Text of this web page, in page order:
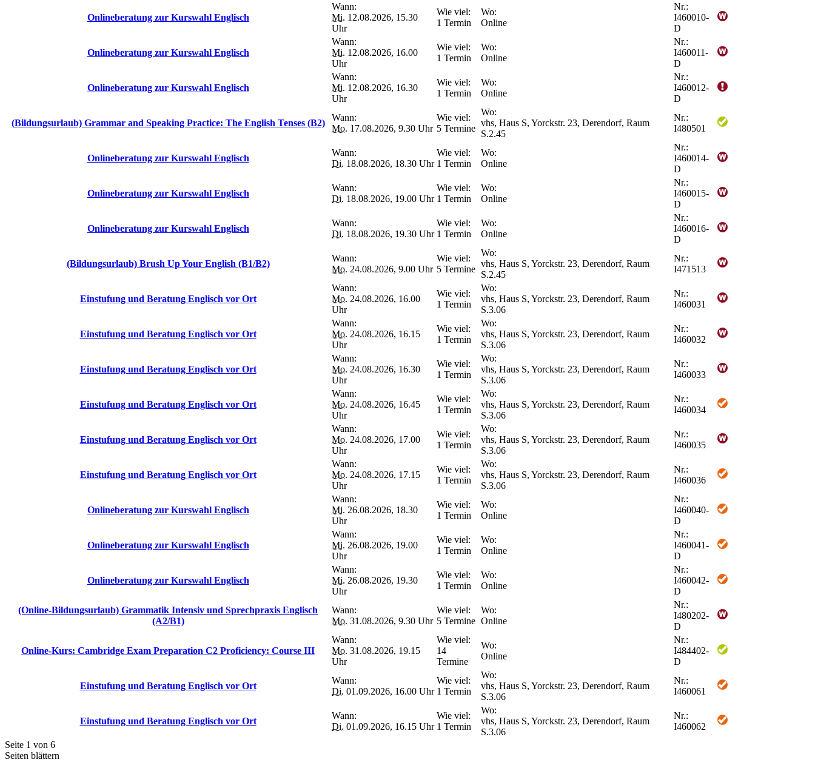
Onlineberatung zur Kurswahl Englisch
Wann:
Mi. 12.08.2026, 15.30
Uhr
Wie viel:
1 Termin
Wo:
Online
Nr.:
I460010-
D
Onlineberatung zur Kurswahl Englisch
Wann:
Mi. 12.08.2026, 16.00
Uhr
Wie viel:
1 Termin
Wo:
Online
Nr.:
I460011-
D
Onlineberatung zur Kurswahl Englisch
Wann:
Mi. 12.08.2026, 16.30
Uhr
Wie viel:
1 Termin
Wo:
Online
Nr.:
I460012-
D
(Bildungsurlaub) Grammar and Speaking Practice: The English Tenses (B2)
Wann:
Mo. 17.08.2026, 9.30 Uhr
Wie viel:
5 Termine
Wo:
vhs, Haus S, Yorckstr. 23, Derendorf, Raum
S.2.45
Nr.:
I480501
Onlineberatung zur Kurswahl Englisch
Wann:
Di. 18.08.2026, 18.30 Uhr
Wie viel:
1 Termin
Wo:
Online
Nr.:
I460014-
D
Onlineberatung zur Kurswahl Englisch
Wann:
Di. 18.08.2026, 19.00 Uhr
Wie viel:
1 Termin
Wo:
Online
Nr.:
I460015-
D
Onlineberatung zur Kurswahl Englisch
Wann:
Di. 18.08.2026, 19.30 Uhr
Wie viel:
1 Termin
Wo:
Online
Nr.:
I460016-
D
(Bildungsurlaub) Brush Up Your English (B1/B2)
Wann:
Mo. 24.08.2026, 9.00 Uhr
Wie viel:
5 Termine
Wo:
vhs, Haus S, Yorckstr. 23, Derendorf, Raum
S.2.45
Nr.:
I471513
Einstufung und Beratung Englisch vor Ort
Wann:
Mo. 24.08.2026, 16.00
Uhr
Wie viel:
1 Termin
Wo:
vhs, Haus S, Yorckstr. 23, Derendorf, Raum
S.3.06
Nr.:
I460031
Einstufung und Beratung Englisch vor Ort
Wann:
Mo. 24.08.2026, 16.15
Uhr
Wie viel:
1 Termin
Wo:
vhs, Haus S, Yorckstr. 23, Derendorf, Raum
S.3.06
Nr.:
I460032
Einstufung und Beratung Englisch vor Ort
Wann:
Mo. 24.08.2026, 16.30
Uhr
Wie viel:
1 Termin
Wo:
vhs, Haus S, Yorckstr. 23, Derendorf, Raum
S.3.06
Nr.:
I460033
Einstufung und Beratung Englisch vor Ort
Wann:
Mo. 24.08.2026, 16.45
Uhr
Wie viel:
1 Termin
Wo:
vhs, Haus S, Yorckstr. 23, Derendorf, Raum
S.3.06
Nr.:
I460034
Einstufung und Beratung Englisch vor Ort
Wann:
Mo. 24.08.2026, 17.00
Uhr
Wie viel:
1 Termin
Wo:
vhs, Haus S, Yorckstr. 23, Derendorf, Raum
S.3.06
Nr.:
I460035
Einstufung und Beratung Englisch vor Ort
Wann:
Mo. 24.08.2026, 17.15
Uhr
Wie viel:
1 Termin
Wo:
vhs, Haus S, Yorckstr. 23, Derendorf, Raum
S.3.06
Nr.:
I460036
Onlineberatung zur Kurswahl Englisch
Wann:
Mi. 26.08.2026, 18.30
Uhr
Wie viel:
1 Termin
Wo:
Online
Nr.:
I460040-
D
Onlineberatung zur Kurswahl Englisch
Wann:
Mi. 26.08.2026, 19.00
Uhr
Wie viel:
1 Termin
Wo:
Online
Nr.:
I460041-
D
Onlineberatung zur Kurswahl Englisch
Wann:
Mi. 26.08.2026, 19.30
Uhr
Wie viel:
1 Termin
Wo:
Online
Nr.:
I460042-
D
(Online-Bildungsurlaub) Grammatik Intensiv und Sprechpraxis Englisch
(A2/B1)
Wann:
Mo. 31.08.2026, 9.30 Uhr
Wie viel:
5 Termine
Wo:
Online
Nr.:
I480202-
D
Online-Kurs: Cambridge Exam Preparation C2 Proficiency: Course III
Wann:
Mo. 31.08.2026, 19.15
Uhr
Wie viel:
14
Termine
Wo:
Online
Nr.:
I484402-
D
Einstufung und Beratung Englisch vor Ort
Wann:
Di. 01.09.2026, 16.00 Uhr
Wie viel:
1 Termin
Wo:
vhs, Haus S, Yorckstr. 23, Derendorf, Raum
S.3.06
Nr.:
I460061
Einstufung und Beratung Englisch vor Ort
Wann:
Di. 01.09.2026, 16.15 Uhr
Wie viel:
1 Termin
Wo:
vhs, Haus S, Yorckstr. 23, Derendorf, Raum
S.3.06
Nr.:
I460062
Seite 1 von 6
Seiten blättern